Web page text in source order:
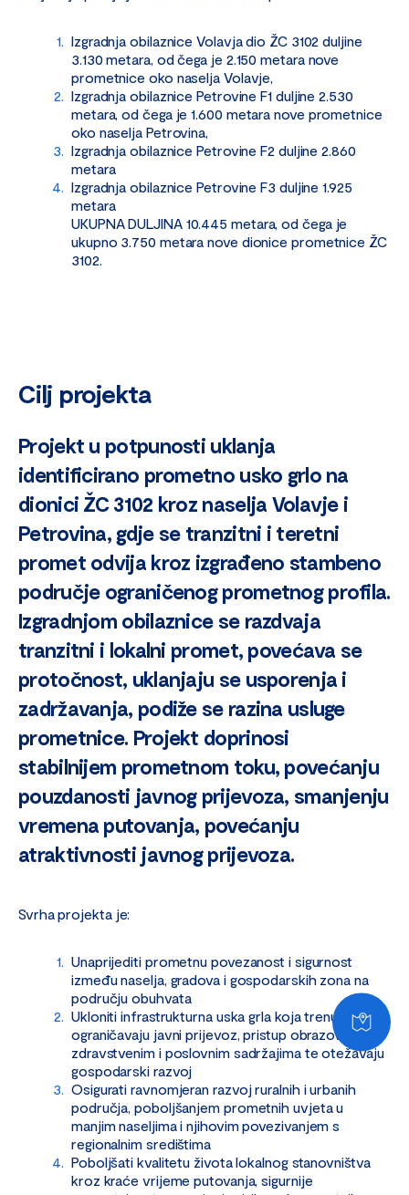
Izgradnja obilaznice Volavja dio ŽC 3102 duljine
3.130 metara, od čega je 2.150 metara nove
prometnice oko naselja Volavje,
Izgradnja obilaznice Petrovine F1 duljine 2.530
metara, od čega je 1.600 metara nove prometnice
oko naselja Petrovina,
Izgradnja obilaznice Petrovine F2 duljine 2.860
metara
Izgradnja obilaznice Petrovine F3 duljine 1.925
metara
UKUPNA DULJINA 10.445 metara, od čega je
ukupno 3.750 metara nove dionice prometnice ŽC
3102.
Cilj projekta
Projekt u potpunosti uklanja
identificirano prometno usko grlo na
dionici ŽC 3102 kroz naselja Volavje i
Petrovina, gdje se tranzitni i teretni
promet odvija kroz izgrađeno stambeno
područje ograničenog prometnog profila.
Izgradnjom obilaznice se razdvaja
tranzitni i lokalni promet, povećava se
protočnost, uklanjaju se usporenja i
zadržavanja, podiže se razina usluge
prometnice. Projekt doprinosi
stabilnijem prometnom toku, povećanju
pouzdanosti javnog prijevoza, smanjenju
vremena putovanja, povećanju
atraktivnosti javnog prijevoza.
Svrha projekta je:
Unaprijediti prometnu povezanost i sigurnost
između naselja, gradova i gospodarskih zona na
području obuhvata
Ukloniti infrastrukturna uska grla koja trenutno
ograničavaju javni prijevoz, pristup obrazovnim,
zdravstvenim i poslovnim sadržajima te otežavaju
gospodarski razvoj
Osigurati ravnomjeran razvoj ruralnih i urbanih
područja, poboljšanjem prometnih uvjeta u
manjim naseljima i njihovim povezivanjem s
regionalnim središtima
Poboljšati kvalitetu života lokalnog stanovništva
kroz kraće vrijeme putovanja, sigurnije